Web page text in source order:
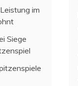
im
Siege